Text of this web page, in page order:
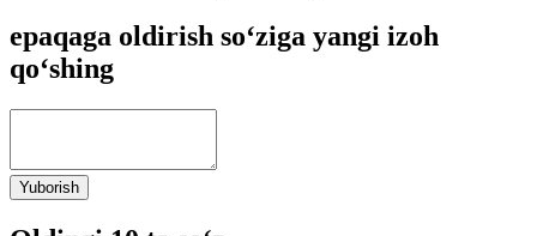
epaqaga oldirish so‘ziga yangi izoh
qo‘shing
Yuborish